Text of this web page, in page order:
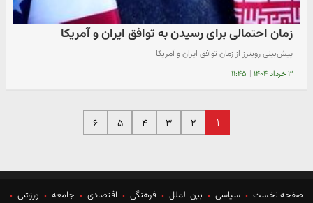
زمان احتمالی برای رسیدن به توافق ایران و آمریکا
پیش‌بینی رویترز از زمان توافق ایران و آمریکا
۳ خرداد ۱۴۰۴ | ۱۱:۴۵
۱ ۲ ۳ ۴ ۵ ۶
صفحه نخست سیاسی بین الملل فرهنگی اقتصادی جامعه
ورزشی